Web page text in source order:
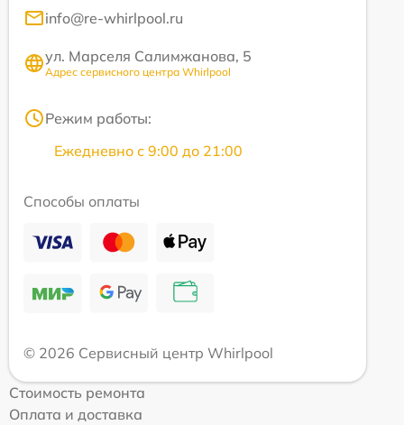
info@re-whirlpool.ru
ул. Марселя Салимжанова, 5
Адрес сервисного центра Whirlpool
Режим работы:
Ежедневно с 9:00 до 21:00
Способы оплаты
© 2026 Сервисный центр Whirlpool
Стоимость ремонта
Оплата и доставка